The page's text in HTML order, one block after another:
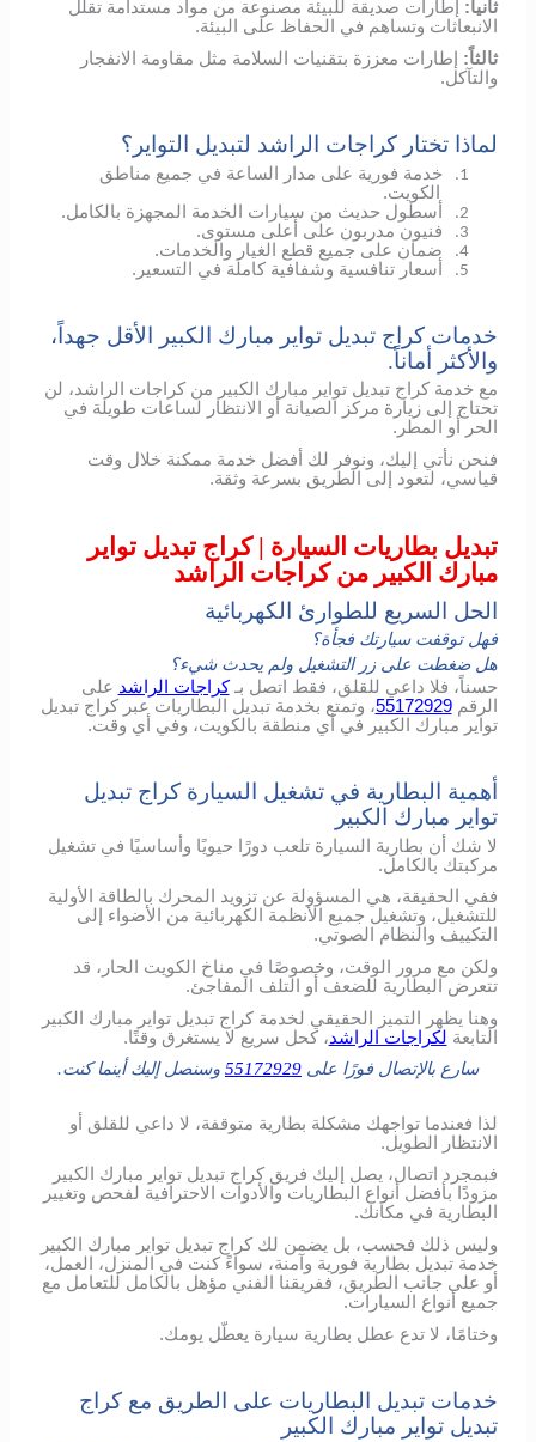
ثانياً: إطارات صديقة للبيئة مصنوعة من مواد مستدامة تقلل
الانبعاثات وتساهم في الحفاظ على البيئة.
ثالثاً: إطارات معززة بتقنيات السلامة مثل مقاومة الانفجار
والتآكل.
لماذا تختار كراجات الراشد لتبديل التواير؟
1.
خدمة فورية على مدار الساعة في جميع مناطق
الكويت.
2. أسطول حديث من سيارات الخدمة المجهزة بالكامل.
3. فنيون مدربون على أعلى مستوى.
4. ضمان على جميع قطع الغيار والخدمات.
5. أسعار تنافسية وشفافية كاملة في التسعير.
خدمات كراج تبديل تواير مبارك الكبير الأقل جهداً،
والأكثر أماناً.
مع خدمة كراج تبديل تواير مبارك الكبير من كراجات الراشد، لن
تحتاج إلى زيارة مركز الصيانة أو الانتظار لساعات طويلة في
الحر أو المطر.
فنحن نأتي إليك، ونوفر لك أفضل خدمة ممكنة خلال وقت
قياسي، لتعود إلى الطريق بسرعة وثقة.
تبديل بطاريات السيارة | كراج تبديل تواير
مبارك الكبير من كراجات الراشد
الحل السريع للطوارئ الكهربائية
فهل توقفت سيارتك فجأة؟
هل ضغطت على زر التشغيل ولم يحدث شيء؟
حسناً، فلا داعي للقلق، فقط اتصل بـكراجات الراشد على
الرقم55172929، وتمتع بخدمة تبديل البطاريات عبر كراج تبديل
تواير مبارك الكبير في أي منطقة بالكويت، وفي أي وقت.
أهمية البطارية في تشغيل السيارة كراج تبديل
تواير مبارك الكبير
لا شك أن بطارية السيارة تلعب دورًا حيويًا وأساسيًا في تشغيل
مركبتك بالكامل.
ففي الحقيقة، هي المسؤولة عن تزويد المحرك بالطاقة الأولية
للتشغيل، وتشغيل جميع الأنظمة الكهربائية من الأضواء إلى
التكييف والنظام الصوتي.
ولكن مع مرور الوقت، وخصوصًا في مناخ الكويت الحار، قد
تتعرض البطارية للضعف أو التلف المفاجئ.
وهنا يظهر التميز الحقيقي لخدمة كراج تبديل تواير مبارك الكبير
التابعة لكراجات الراشد، كحل سريع لا يستغرق وقتًا.
سارع بالإتصال فورًا على 55172929 وسنصل إليك أينما كنت.
لذا فعندما تواجهك مشكلة بطارية متوقفة، لا داعي للقلق أو
الانتظار الطويل.
فبمجرد اتصال، يصل إليك فريق كراج تبديل تواير مبارك الكبير
مزودًا بأفضل أنواع البطاريات والأدوات الاحترافية لفحص وتغيير
البطارية في مكانك.
وليس ذلك فحسب، بل يضمن لك كراج تبديل تواير مبارك الكبير
خدمة تبديل بطارية فورية وآمنة، سواءً كنت في المنزل، العمل،
أو على جانب الطريق، ففريقنا الفني مؤهل بالكامل للتعامل مع
جميع أنواع السيارات.
وختامًا، لا تدع عطل بطارية سيارة يعطّل يومك.
خدمات تبديل البطاريات على الطريق مع كراج
تبديل تواير مبارك الكبير